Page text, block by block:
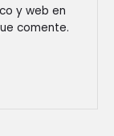
y web en
comente.